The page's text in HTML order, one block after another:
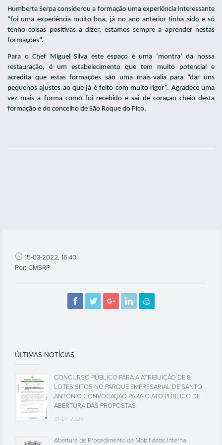
Humberta Serpa considerou a formação uma experiência interessante
“foi uma experiência muito boa, já no ano anterior tinha sido e só
tenho coisas positivas a dizer, estamos sempre a aprender nestas
formações”.
Para o Chef Miguel Silva este espaço é uma ‘montra’ da nossa
restauração, é um estabelecimento que tem muito potencial e
acredita que estas formações são uma mais-valia para “dar uns
pequenos ajustes ao que já é feito com muito rigor”. Agradece uma
vez mais a forma como foi recebido e sai de coração cheio desta
formação e do concelho de São Roque do Pico.
15-03-2022, 16:40
Por: CMSRP
ÚLTIMAS NOTÍCIAS
CONCURSO PÚBLICO PARA A ATRIBUIÇÃO DE 8
LOTES SITOS NO PARQUE EMPRESARIAL DE SANTO
ANTÓNIO CONVOCAÇÃO PARA O ATO PÚBLICO DE
ABERTURA DAS PROPOSTAS
31-07-2026
Abertura de Procedimento de Mobilidade Interna